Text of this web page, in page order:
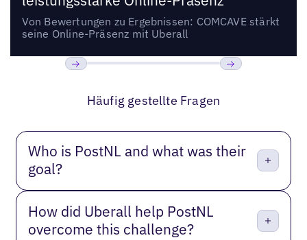
Von Bewertungen zu Ergebnissen: COMCAVE stärkt
seine Online-Präsenz mit Uberall
Häufig gestellte Fragen
Who is PostNL and what was their
goal?
How did Uberall help PostNL
overcome this challenge?